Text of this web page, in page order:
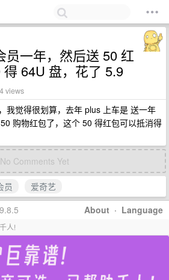
员一年，然后送 50 红
64U 盘，花了 5.9
views
我觉得很划算，去年 plus 上车是 送一年
购物红包了，这个 50 得红包可以抵消得
No Comments Yet
员
爱奇艺
About · Language
人!